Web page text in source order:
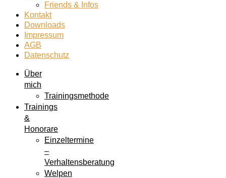
Friends & Infos
Kontakt
Downloads
Impressum
AGB
Datenschutz
Über
mich
Trainingsmethode
Trainings
&
Honorare
Einzeltermine
–
Verhaltensberatung
Welpen